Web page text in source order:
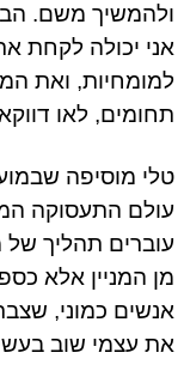
משם.
יכולה לקחת את
ואת
לאו דווקא
מוסיפה
התעסוקה
תהליך של
המניין אלא
כמוני, שצברו
עצמי שוב